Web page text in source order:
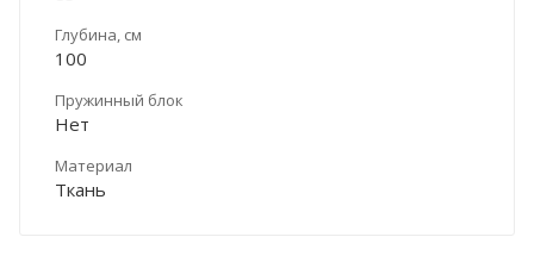
Глубина, см
100
Пружинный блок
Нет
Материал
Ткань